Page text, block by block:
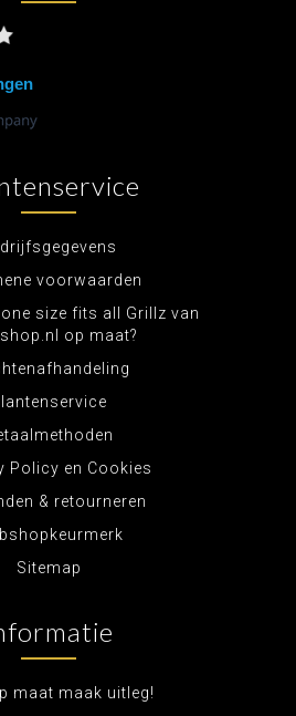
voorwaarden
size fits all Grillz van
op maat?
Policy en Cookies
& retourneren
Sitemap
maat maak uitleg!